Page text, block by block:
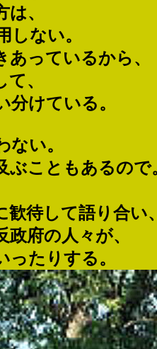
、
しない。
あっているから、
、
分けている。
ない。
ぶこともあるので
歓待して語り合い
府の人々が、
ったりする。